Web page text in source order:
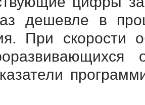
дешевле в
При скорости